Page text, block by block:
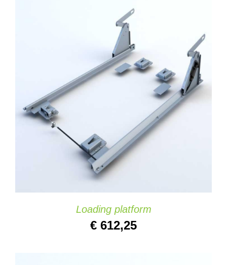
IN DEN WARENKORB
DETAILS
Loading platform
€ 612,25